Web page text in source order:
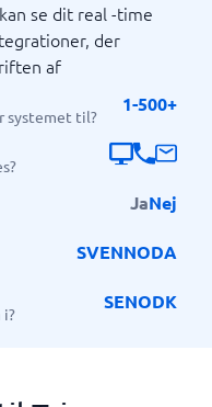
se dit real -time
der
af
systemet til?
1-500+
JaNej
SVENNODA
i?
SENODK